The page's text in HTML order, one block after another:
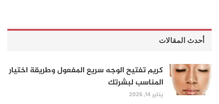
أحدث المقالات
كريم تفتيح الوجه سريع المفعول وطريقة اختيار
المناسب لبشرتك
يناير 14, 2026